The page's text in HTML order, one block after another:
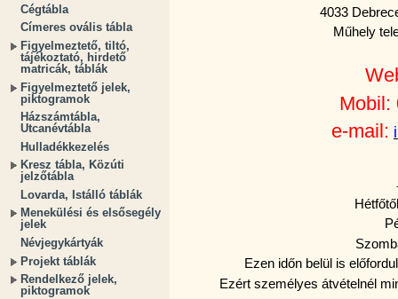
Cégtábla
Címeres ovális tábla
Figyelmeztető, tiltó,
tájékoztató, hirdető
matricák, táblák
Figyelmeztető jelek,
piktogramok
Házszámtábla,
Utcanévtábla
Hulladékkezelés
Kresz tábla, Közúti
jelzőtábla
Lovarda, Istálló táblák
Menekülési és elsősegély
jelek
Névjegykártyák
Projekt táblák
Rendelkező jelek,
piktogramok
4033
Műhely
Mobil:
e-mail:
Ezen időn belül is
Ezért személyes átvételnél